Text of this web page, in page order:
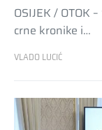
OSIJEK / OTOK
crne kronike i…
VLADO LUCIĆ